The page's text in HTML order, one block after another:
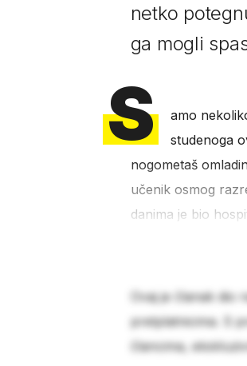
netko
ga mogli
S
amo
studenoga
nogometaš
učenik osmog
danima je bio
Ovaj je članak
pretplatnicima. S
člancima,